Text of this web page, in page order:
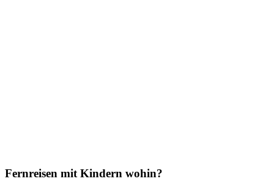
Fernreisen mit Kindern wohin?